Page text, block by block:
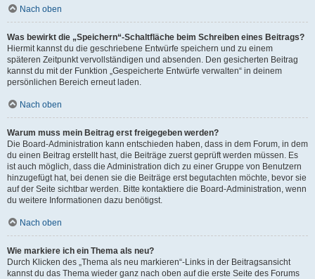
Nach oben
Was bewirkt die „Speichern“-Schaltfläche beim Schreiben eines Beitrags?
Hiermit kannst du die geschriebene Entwürfe speichern und zu einem
späteren Zeitpunkt vervollständigen und absenden. Den gesicherten Beitrag
kannst du mit der Funktion „Gespeicherte Entwürfe verwalten“ in deinem
persönlichen Bereich erneut laden.
Nach oben
Warum muss mein Beitrag erst freigegeben werden?
Die Board-Administration kann entschieden haben, dass in dem Forum, in dem
du einen Beitrag erstellt hast, die Beiträge zuerst geprüft werden müssen. Es
ist auch möglich, dass die Administration dich zu einer Gruppe von Benutzern
hinzugefügt hat, bei denen sie die Beiträge erst begutachten möchte, bevor sie
auf der Seite sichtbar werden. Bitte kontaktiere die Board-Administration, wenn
du weitere Informationen dazu benötigst.
Nach oben
Wie markiere ich ein Thema als neu?
Durch Klicken des „Thema als neu markieren“-Links in der Beitragsansicht
kannst du das Thema wieder ganz nach oben auf die erste Seite des Forums